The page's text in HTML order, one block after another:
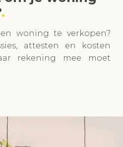
woning te verkopen?
attesten en kosten
rekening mee moet